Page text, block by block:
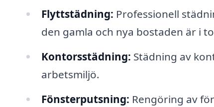
Flyttstädning: Professionell
den gamla och nya bostaden är i
Kontorsstädning: Städning av
arbetsmiljö.
Fönsterputsning: Rengöring av